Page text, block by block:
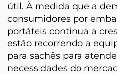
útil. À medida que a
consumidores por
portáteis continua a
estão recorrendo a
para sachês para
necessidades do